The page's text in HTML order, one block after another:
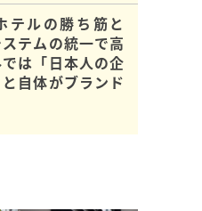
テルの勝ち筋と
テムの統一で高
は「日本人の企
自体がブランド